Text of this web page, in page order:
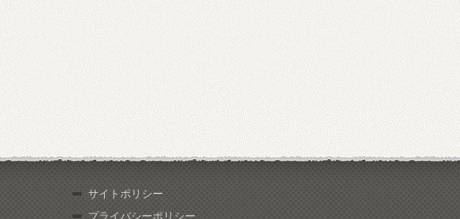
サイトポリシー
プライバシーポリシー